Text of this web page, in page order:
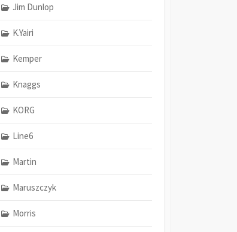
Jim Dunlop
K.Yairi
Kemper
Knaggs
KORG
Line6
Martin
Maruszczyk
Morris